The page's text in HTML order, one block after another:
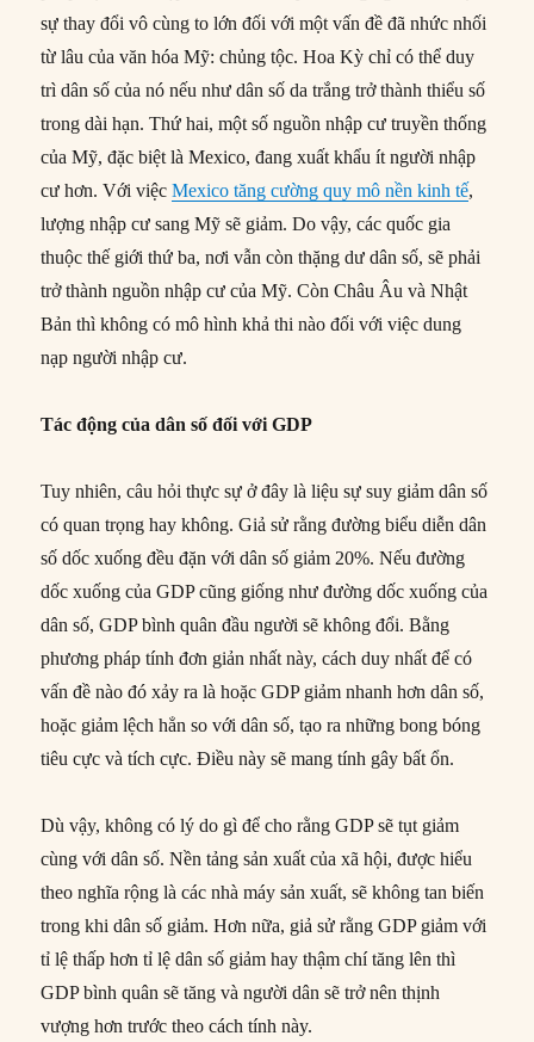
sự thay đổi vô cùng to lớn đối với một vấn đề đã nhức nhối
từ lâu của văn hóa Mỹ: chủng tộc. Hoa Kỳ chỉ có thể duy
trì dân số của nó nếu như dân số da trắng trở thành thiểu số
trong dài hạn. Thứ hai, một số nguồn nhập cư truyền thống
của Mỹ, đặc biệt là Mexico, đang xuất khẩu ít người nhập
cư hơn. Với việcMexico tăng cường quy mô nền kinh tế,
lượng nhập cư sang Mỹ sẽ giảm. Do vậy, các quốc gia
thuộc thế giới thứ ba, nơi vẫn còn thặng dư dân số, sẽ phải
trở thành nguồn nhập cư của Mỹ. Còn Châu Âu và Nhật
Bản thì không có mô hình khả thi nào đối với việc dung
nạp người nhập cư.
Tác động của dân số đối với GDP
Tuy nhiên, câu hỏi thực sự ở đây là liệu sự suy giảm dân số
có quan trọng hay không. Giả sử rằng đường biểu diễn dân
số dốc xuống đều đặn với dân số giảm 20%. Nếu đường
dốc xuống của GDP cũng giống như đường dốc xuống của
dân số, GDP bình quân đầu người sẽ không đổi. Bằng
phương pháp tính đơn giản nhất này, cách duy nhất để có
vấn đề nào đó xảy ra là hoặc GDP giảm nhanh hơn dân số,
hoặc giảm lệch hẳn so với dân số, tạo ra những bong bóng
tiêu cực và tích cực. Điều này sẽ mang tính gây bất ổn.
Dù vậy, không có lý do gì để cho rằng GDP sẽ tụt giảm
cùng với dân số. Nền tảng sản xuất của xã hội, được hiểu
theo nghĩa rộng là các nhà máy sản xuất, sẽ không tan biến
trong khi dân số giảm. Hơn nữa, giả sử rằng GDP giảm với
tỉ lệ thấp hơn tỉ lệ dân số giảm hay thậm chí tăng lên thì
GDP bình quân sẽ tăng và người dân sẽ trở nên thịnh
vượng hơn trước theo cách tính này.